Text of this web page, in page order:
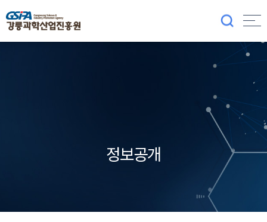
정보공개